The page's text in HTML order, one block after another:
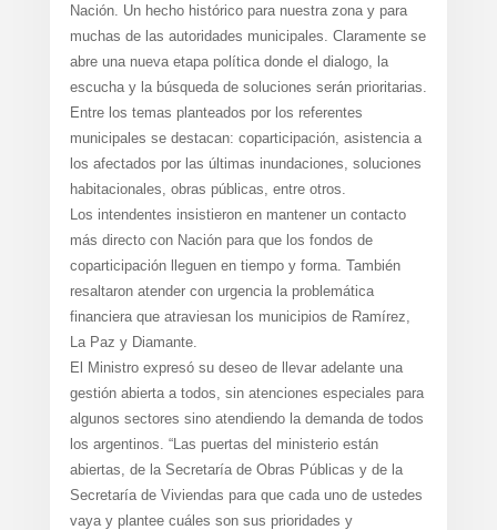
Nación. Un hecho histórico para nuestra zona y para
muchas de las autoridades municipales. Claramente se
abre una nueva etapa política donde el dialogo, la
escucha y la búsqueda de soluciones serán prioritarias.
Entre los temas planteados por los referentes
municipales se destacan: coparticipación, asistencia a
los afectados por las últimas inundaciones, soluciones
habitacionales, obras públicas, entre otros.
Los intendentes insistieron en mantener un contacto
más directo con Nación para que los fondos de
coparticipación lleguen en tiempo y forma. También
resaltaron atender con urgencia la problemática
financiera que atraviesan los municipios de Ramírez,
La Paz y Diamante.
El Ministro expresó su deseo de llevar adelante una
gestión abierta a todos, sin atenciones especiales para
algunos sectores sino atendiendo la demanda de todos
los argentinos. “Las puertas del ministerio están
abiertas, de la Secretaría de Obras Públicas y de la
Secretaría de Viviendas para que cada uno de ustedes
vaya y plantee cuáles son sus prioridades y